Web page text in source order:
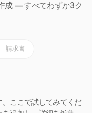
成 — すべてわずか3ク
請求書
ここで試してみてくだ